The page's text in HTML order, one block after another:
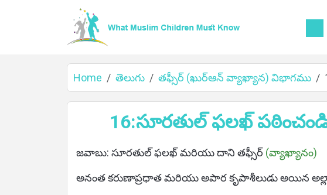
Home తెలుగు తఫ్సీర్ (ఖుర్ఆన్ వ్యాఖ్యాన) విభాగము
16:సూరతుల్ ఫలఖ్
జవాబు: సూరతుల్ ఫలఖ్ మరియు దాని తఫ్సీర్ (వ్యాఖ్యానం)
అనంత కరుణాప్రధాత మరియు అపార కృపాశీలుడు అయిన